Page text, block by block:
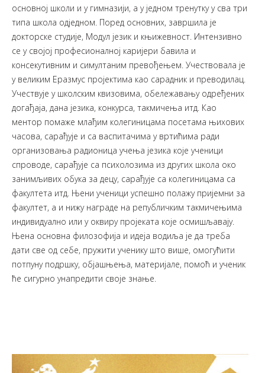
основној школи и у гимназији, а у једном тренутку у сва три
типа школа одједном. Поред основних, завршила је
докторске студије, Модул језик и књижевност. Интензивно
се у својој професионалној каријери бавила и
консекутивним и симултаним превођењем. Учествовала је
у великим Еразмус пројектима као сарадник и преводилац.
Учествује у школским квизовима, обележавању одређених
догађаја, дана језика, конкурса, такмичења итд. Као
ментор помаже млађим колегиницама посетама њихових
часова, сарађује и са васпитачима у вртићима ради
организовања радионица учења језика које ученици
спроводе, сарађује са психолозима из других школа око
занимљивих обука за децу, сарађује са колегиницама са
факултета итд. Њени ученици успешно полажу пријемни за
факултет, а и нижу награде на републичким такмичењима
индивидуално или у оквиру пројеката које осмишљавају.
Њена основна филозофија и идеја водиља је да треба
дати све од себе, пружити ученику што више, омогућити
потпуну подршку, објашњења, материјале, помоћ и ученик
ће сигурно унапредити своје знање.